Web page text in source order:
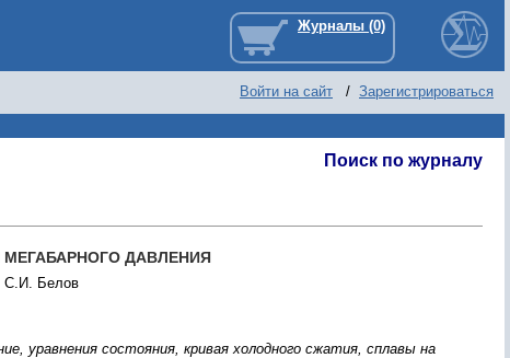
Войти на сайт / Зарегистрироваться
Поиск по журналу
ДАВЛЕНИЯ
С.И. Белов
уравнения состояния, кривая холодного сжатия, сплавы на